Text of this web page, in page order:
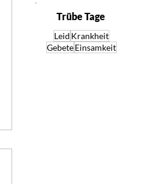
Trübe Tage
Leid Krankheit
Gebete Einsamkeit